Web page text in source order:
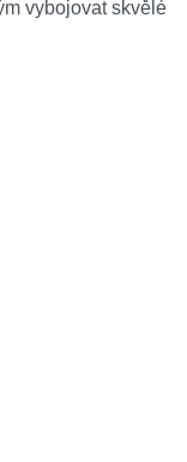
vybojovat skvělé